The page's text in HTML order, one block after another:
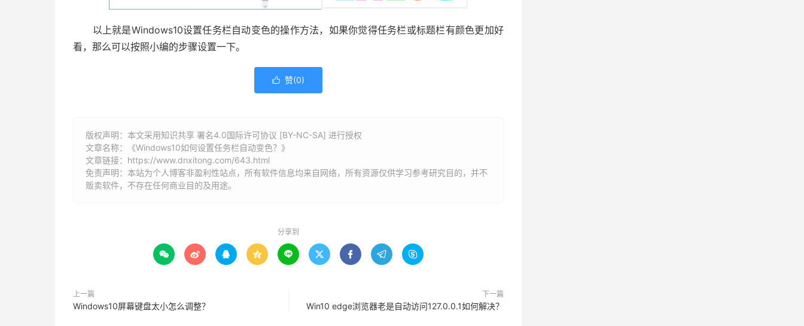
以上就是Windows10设置任务栏自动变色的操作方法，如果你觉得任务栏或标题栏有颜色更加好
看，那么可以按照小编的步骤设置一下。
 赞(0)
版权声明：本文采用知识共享 署名4.0国际许可协议 [BY-NC-SA] 进行授权
文章名称：《Windows10如何设置任务栏自动变色？》
文章链接： https://www.dnxitong.com/643.html
免责声明：本站为个人博客非盈利性站点，所有软件信息均来自网络，所有资源仅供学习参考研究目的，并不
贩卖软件，不存在任何商业目的及用途。
分享到
        
上一篇
Windows10屏幕键盘太小怎么调整？
下一篇
Win10 edge浏览器老是自动访问127.0.0.1如何解决？